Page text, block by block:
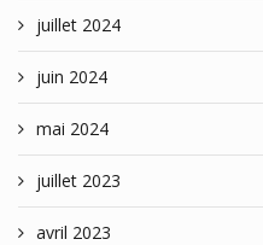
juillet 2024
juin 2024
mai 2024
juillet 2023
avril 2023